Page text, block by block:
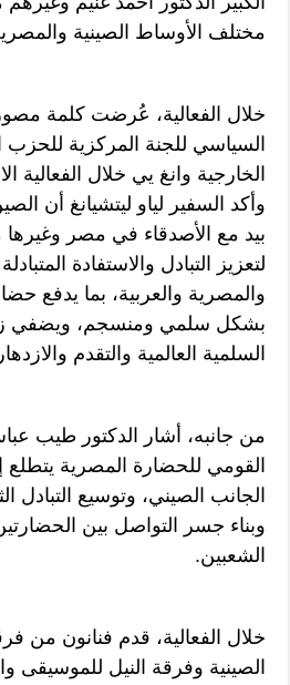
مختلف الأوساط الصينية
خلال الفعالية، عُرضت كلمة
السياسي للجنة المركزية
الخارجية وانغ يي خلال الفعالية
وأكد السفير لياو ليتشيانغ أن
بيد مع الأصدقاء في مصر وغيرها
لتعزيز التبادل والاستفادة
والمصرية والعربية، بما يدفع
بشكل سلمي ومنسجم، ويضفي
السلمية العالمية والتقدم
من جانبه، أشار الدكتور طيب
القومي للحضارة المصرية يتطلع
الجانب الصيني، وتوسيع التبادل
وبناء جسر التواصل بين
الشعبين.
خلال الفعالية، قدم فنانون من
الصينية وفرقة النيل للموسيقى